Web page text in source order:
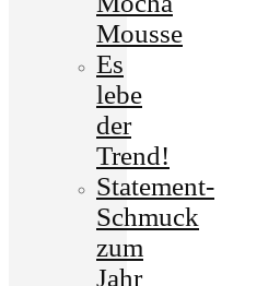
Mousse
Es
lebe
der
Trend!
Statement-
Schmuck
zum
Jahr